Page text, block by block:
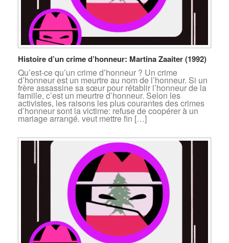
Histoire d’un crime d’honneur: Martina Zaaiter (1992)
Qu’est-ce qu’un crime d’honneur ? Un crime
d’honneur est un meurtre au nom de l’honneur. Si un
frère assassine sa sœur pour rétablir l’honneur de la
famille, c’est un meurtre d’honneur. Selon les
activistes, les raisons les plus courantes des crimes
d’honneur sont la victime: refuse de coopérer à un
mariage arrangé. veut mettre fin […]